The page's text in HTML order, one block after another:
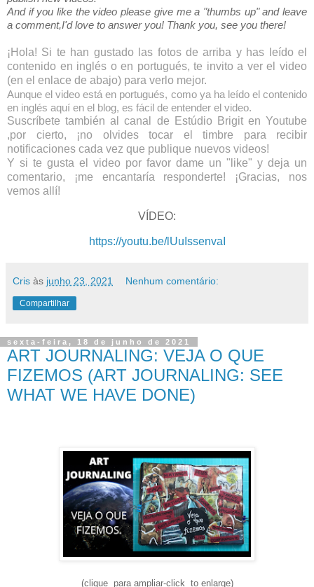
And if you like the video please give me a "thumbs up" and leave
a comment,I'd love to answer you! Thank you, see you there!
¡Hola! Si te han gustado las fotos de arriba y has leído el
contenido en inglés o en portugués, te invito a ver el video
(en el enlace de abajo) para verlo mejor.
Aunque el video está en portugués, como ya ha leído el contenido
en inglés aquí en el blog, es fácil de entender el video.
Suscríbete también al canal de Estúdio Brigit en Youtube
,por cierto, ¡no olvides tocar el timbre para recibir
notificaciones cada vez que publique nuevos videos!
Y si te gusta el video por favor dame un "like" y deja un
comentario, ¡me encantaría responderte! ¡Gracias, nos
vemos allí!
VÍDEO:
https://youtu.be/lUuIssenvaI
Cris às junho 23, 2021 Nenhum comentário:
Compartilhar
sexta-feira, 18 de junho de 2021
ART JOURNALING: VEJA O QUE
FIZEMOS (ART JOURNALING: SEE
WHAT WE HAVE DONE)
(clique para ampliar-click to enlarge)